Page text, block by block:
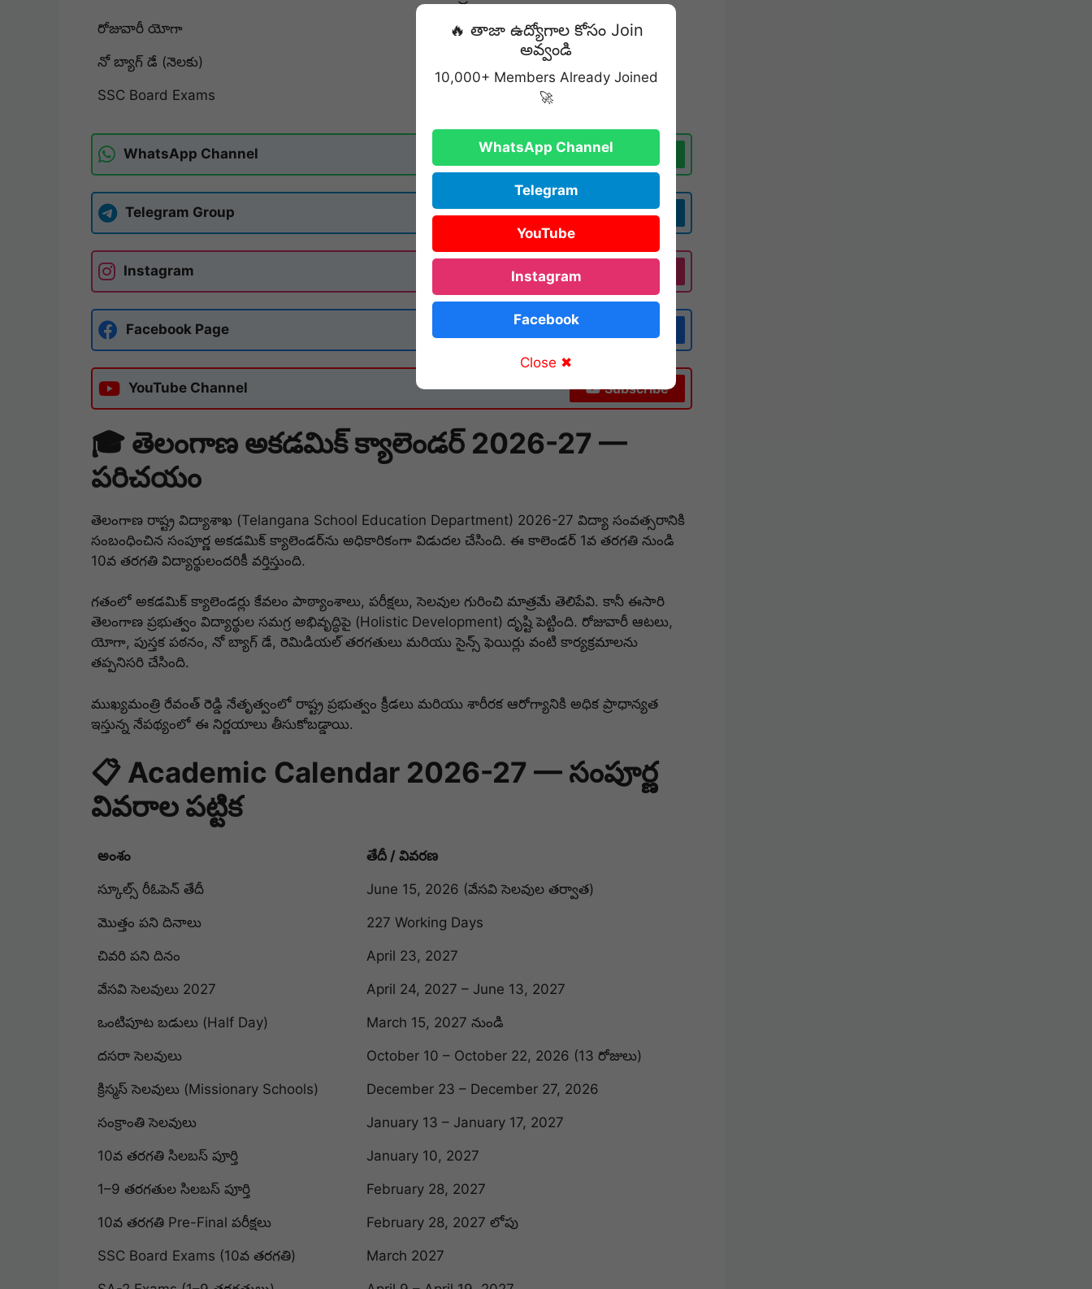
రోజువారీ యోగా 5 నిమి
నో బ్యాగ్ డే (నెలకు)
SSC Board Exams
WhatsApp Channel Join Now
Telegram Group Join Now
Instagram
Facebook Page
YouTube Channel Subscribe
🎓 తెలంగాణ అకడమిక్ క్యాలెండర్ 2026-27 —
పరిచయం
తెలంగాణ రాష్ట్ర విద్యాశాఖ (Telangana School Education Department) 2026-27 విద్యా సంవత్సరానికి
సంబంధించిన సంపూర్ణ అకడమిక్ క్యాలెండర్‌ను అధికారికంగా విడుదల చేసింది. ఈ కాలెండర్ 1వ తరగతి నుండి
10వ తరగతి విద్యార్థులందరికీ వర్తిస్తుంది.
గతంలో అకడమిక్ క్యాలెండర్లు కేవలం పాఠ్యాంశాలు, పరీక్షలు, సెలవుల గురించి మాత్రమే తెలిపేవి. కానీ ఈసారి
తెలంగాణ ప్రభుత్వం విద్యార్థుల సమగ్ర అభివృద్ధిపై (Holistic Development) దృష్టి పెట్టింది. రోజువారీ ఆటలు,
యోగా, పుస్తక పఠనం, నో బ్యాగ్ డే, రెమిడియల్ తరగతులు మరియు సైన్స్ ఫెయిర్లు వంటి కార్యక్రమాలను
తప్పనిసరి చేసింది.
ముఖ్యమంత్రి రేవంత్ రెడ్డి నేతృత్వంలో రాష్ట్ర ప్రభుత్వం క్రీడలు మరియు శారీరక ఆరోగ్యానికి అధిక ప్రాధాన్యత
ఇస్తున్న నేపథ్యంలో ఈ నిర్ణయాలు తీసుకోబడ్డాయి.
📋 Academic Calendar 2026-27 — సంపూర్ణ
వివరాల పట్టిక
అంశం తేదీ / వివరణ
స్కూల్స్ రీఓపెన్ తేదీ June 15, 2026 (వేసవి సెలవుల తర్వాత)
మొత్తం పని దినాలు 227 Working Days
చివరి పని దినం April 23, 2027
వేసవి సెలవులు 2027 April 24, 2027 – June 13, 2027
ఒంటిపూట బడులు (Half Day) March 15, 2027 నుండి
దసరా సెలవులు October 10 – October 22, 2026 (13 రోజులు)
క్రిస్మస్ సెలవులు (Missionary Schools) December 23 – December 27, 2026
సంక్రాంతి సెలవులు January 13 – January 17, 2027
10వ తరగతి సిలబస్ పూర్తి January 10, 2027
1–9 తరగతుల సిలబస్ పూర్తి February 28, 2027
10వ తరగతి Pre-Final పరీక్షలు February 28, 2027 లోపు
SSC Board Exams (10వ తరగతి) March 2027
🔥 తాజా ఉద్యోగాల కోసం Join
అవ్వండి
10,000+ Members Already Joined
🚀
WhatsApp Channel
Telegram
YouTube
Instagram
Facebook
Close ✖